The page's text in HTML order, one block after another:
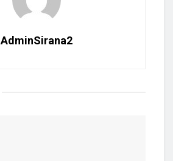
AdminSirana2